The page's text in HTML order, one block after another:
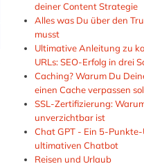
deiner Content Strategie
Alles was Du über den
musst
Ultimative Anleitung zu
URLs: SEO-Erfolg in drei
Caching? Warum Du
einen Cache verpassen
SSL-Zertifizierung:
unverzichtbar ist
Chat GPT - Ein 5-
ultimativen Chatbot
Reisen und Urlaub